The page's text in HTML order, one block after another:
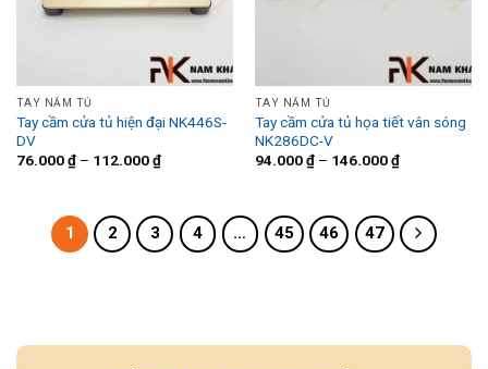
TAY NẮM TỦ
Tay cầm cửa tủ hiện đại NK446S-
DV
76.000₫– 112.000₫
TAY NẮM TỦ
Tay cầm cửa tủ họa tiết vân sóng
NK286DC-V
94.000₫– 146.000₫
1 2 3 4 … 45 46 47